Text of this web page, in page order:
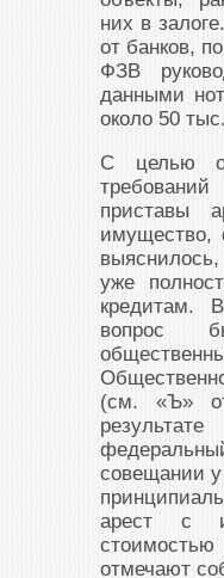
них в
от банков,
ФЗВ
данными
около 50
С целью
приставы
имущество,
уже
кредитам.
вопрос
(см. «Ъ»
совещании
арест с
отмечают